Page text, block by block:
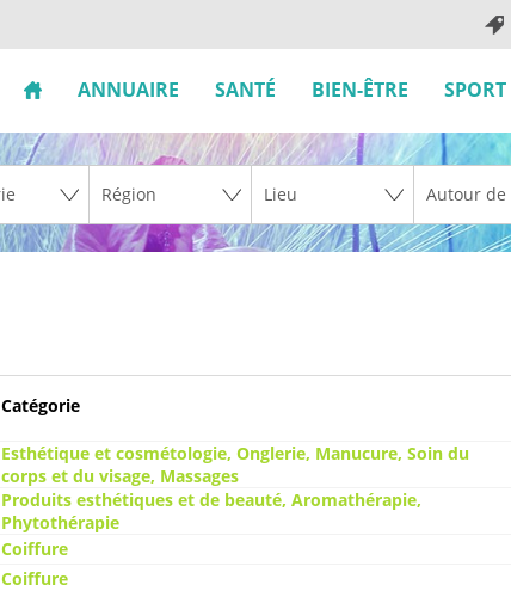
ANNUAIRE SANTÉ BIEN-ÊTRE SPORT
Catégorie
Esthétique et cosmétologie, Onglerie, Manucure, Soin du
corps et du visage, Massages
Produits esthétiques et de beauté, Aromathérapie,
Phytothérapie
Coiffure
Coiffure